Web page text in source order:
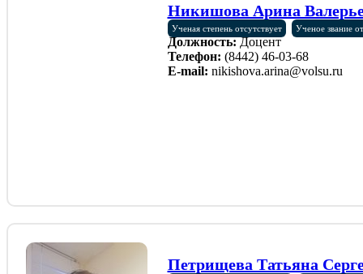
Никишова Арина
Ученая степень отсутствует Ученое звание
Должность:Доцент
Телефон: (8442) 46-03-68
E-mail: nikishova.arina@volsu.ru
Петрищева Татьяна